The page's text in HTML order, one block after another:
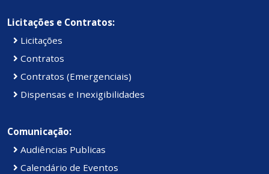
Licitações e Contratos:
Licitações
Contratos
Contratos (Emergenciais)
Dispensas e Inexigibilidades
Comunicação:
Audiências Publicas
Calendário de Eventos